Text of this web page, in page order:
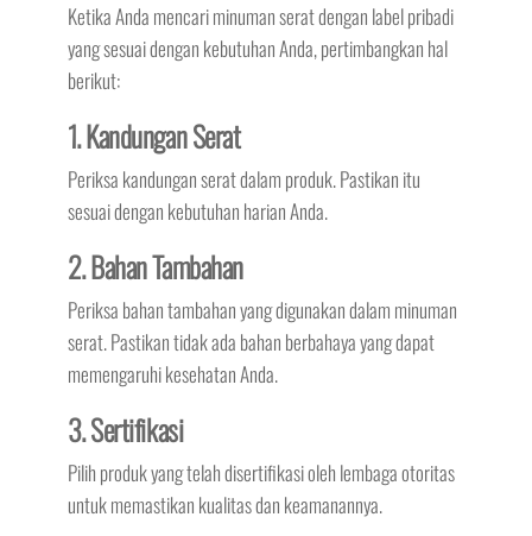
Ketika Anda mencari minuman serat dengan label pribadi
yang sesuai dengan kebutuhan Anda, pertimbangkan hal
berikut:
1. Kandungan Serat
Periksa kandungan serat dalam produk. Pastikan itu
sesuai dengan kebutuhan harian Anda.
2. Bahan Tambahan
Periksa bahan tambahan yang digunakan dalam minuman
serat. Pastikan tidak ada bahan berbahaya yang dapat
memengaruhi kesehatan Anda.
3. Sertifikasi
Pilih produk yang telah disertifikasi oleh lembaga otoritas
untuk memastikan kualitas dan keamanannya.